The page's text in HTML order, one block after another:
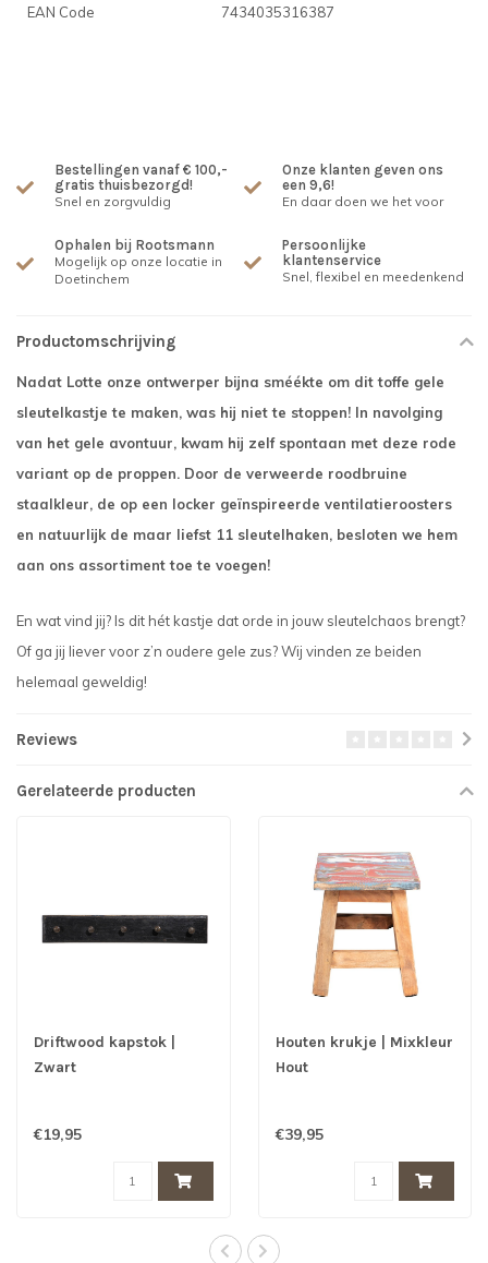
EAN Code 7434035316387
Bestellingen vanaf € 100,-
gratis thuisbezorgd!
Snel en zorgvuldig
Onze klanten geven ons
een 9,6!
En daar doen we het voor
Ophalen bij Rootsmann
Mogelijk op onze locatie in
Doetinchem
Persoonlijke
klantenservice
Snel, flexibel en meedenkend
Productomschrijving
Nadat Lotte onze ontwerper bijna sméékte om dit toffe gele
sleutelkastje te maken, was hij niet te stoppen! In navolging
van het gele avontuur, kwam hij zelf spontaan met deze rode
variant op de proppen. Door de verweerde roodbruine
staalkleur, de op een locker geïnspireerde ventilatieroosters
en natuurlijk de maar liefst 11 sleutelhaken, besloten we hem
aan ons assortiment toe te voegen!
En wat vind jij? Is dit hét kastje dat orde in jouw sleutelchaos brengt?
Of ga jij liever voor z’n oudere gele zus? Wij vinden ze beiden
helemaal geweldig!
Reviews
Gerelateerde producten
Driftwood kapstok |
Zwart
€19,95
Houten krukje | Mixkleur
Hout
€39,95